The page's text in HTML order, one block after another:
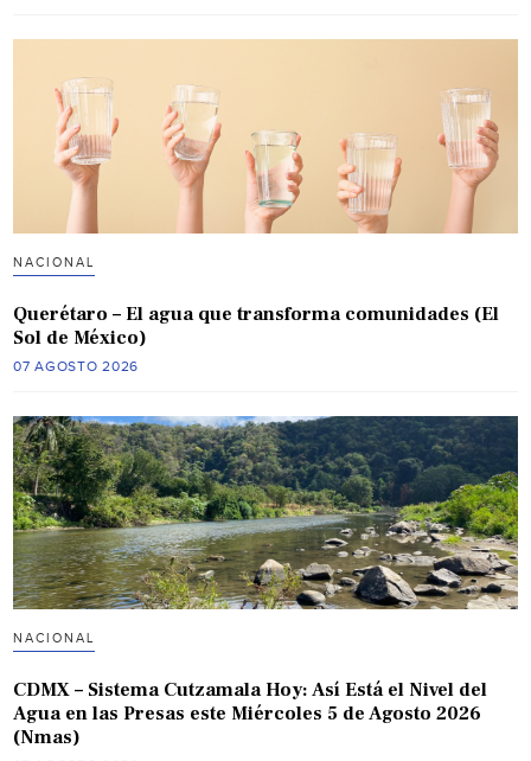
NACIONAL
Querétaro – El agua que transforma comunidades (El
Sol de México)
07 AGOSTO 2026
NACIONAL
CDMX – Sistema Cutzamala Hoy: Así Está el Nivel del
Agua en las Presas este Miércoles 5 de Agosto 2026
(Nmas)